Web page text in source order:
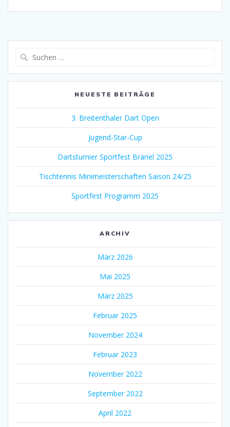
NEUESTE BEITRÄGE
3. Breitenthaler Dart Open
Jugend-Star-Cup
Dartsturnier Sportfest Bränel 2025
Tischtennis Minimeisterschaften Saison 24/25
Sportfest Programm 2025
ARCHIV
März 2026
Mai 2025
März 2025
Februar 2025
November 2024
Februar 2023
November 2022
September 2022
April 2022